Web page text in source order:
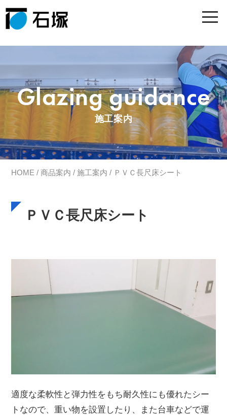
Glazing guidance
施工案内
HOME /商品案内 /施工案内 / ＰＶＣ長尺床シート
ＰＶＣ長尺床シート
適度な柔軟性と弾力性をもち耐久性にも優れたシー
トなので、重い物を設置したり、また台車などで運